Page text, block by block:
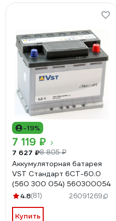
-19%
7 119 ₽
7 627 ₽8 805 ₽
Аккумуляторная батарея
VST Стандарт 6СТ-60.0
(560 300 054) 560300054
4.8(81) 26091269
Купить